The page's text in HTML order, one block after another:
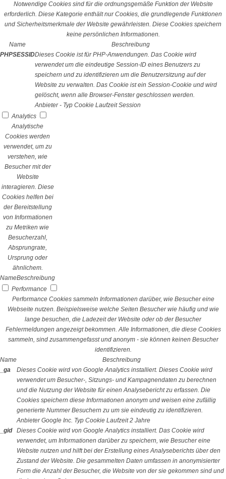
Notwendige Cookies sind für die ordnungsgemäße Funktion der Website
erforderlich. Diese Kategorie enthält nur Cookies, die grundlegende Funktionen
und Sicherheitsmerkmale der Website gewährleisten. Diese Cookies speichern
keine persönlichen Informationen.
Name
Beschreibung
PHPSESSIDDieses Cookie ist für PHP-Anwendungen. Das Cookie wird
verwendet um die eindeutige Session-ID eines Benutzers zu
speichern und zu identifizieren um die Benutzersitzung auf der
Website zu verwalten. Das Cookie ist ein Session-Cookie und wird
gelöscht, wenn alle Browser-Fenster geschlossen werden.
Anbieter - Typ Cookie Laufzeit Session
Analytics
Analytische
Cookies werden
verwendet, um zu
verstehen, wie
Besucher mit der
Website
interagieren. Diese
Cookies helfen bei
der Bereitstellung
von Informationen
zu Metriken wie
Besucherzahl,
Absprungrate,
Ursprung oder
ähnlichem.
NameBeschreibung
Performance
Performance Cookies sammeln Informationen darüber, wie Besucher eine
Webseite nutzen. Beispielsweise welche Seiten Besucher wie häufig und wie
lange besuchen, die Ladezeit der Website oder ob der Besucher
Fehlermeldungen angezeigt bekommen. Alle Informationen, die diese Cookies
sammeln, sind zusammengefasst und anonym - sie können keinen Besucher
identifizieren.
Name
Beschreibung
_ga
Dieses Cookie wird von Google Analytics installiert. Dieses Cookie wird
verwendet um Besucher-, Sitzungs- und Kampagnendaten zu berechnen
und die Nutzung der Website für einen Analysebericht zu erfassen. Die
Cookies speichern diese Informationen anonym und weisen eine zufällig
generierte Nummer Besuchern zu um sie eindeutig zu identifizieren.
Anbieter Google Inc. Typ Cookie Laufzeit 2 Jahre
_gid
Dieses Cookie wird von Google Analytics installiert. Das Cookie wird
verwendet, um Informationen darüber zu speichern, wie Besucher eine
Website nutzen und hilft bei der Erstellung eines Analyseberichts über den
Zustand der Website. Die gesammelten Daten umfassen in anonymisierter
Form die Anzahl der Besucher, die Website von der sie gekommen sind und